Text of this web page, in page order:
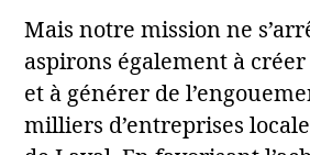
Mais notre mission ne
aspirons également à
et à générer de
milliers d’entreprises